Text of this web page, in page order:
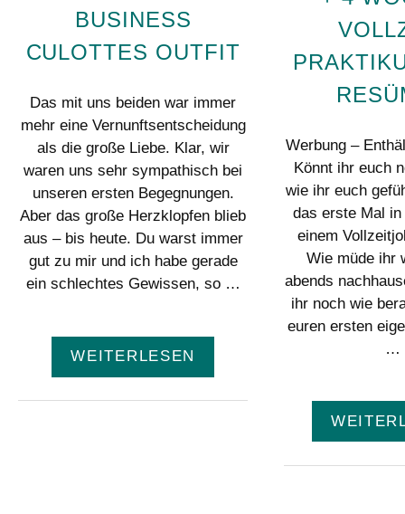
BUSINESS
CULOTTES OUTFIT
Das mit uns beiden war immer
mehr eine Vernunftsentscheidung
als die große Liebe. Klar, wir
waren uns sehr sympathisch bei
unseren ersten Begegnungen.
Aber das große Herzklopfen blieb
aus – bis heute. Du warst immer
gut zu mir und ich habe gerade
ein schlechtes Gewissen, so …
WEITERLESEN
Werbung –
Könnt ihr euch
wie ihr euch
das erste Mal in
einem
Wie müde ihr
abends
ihr noch wie
euren ersten
…